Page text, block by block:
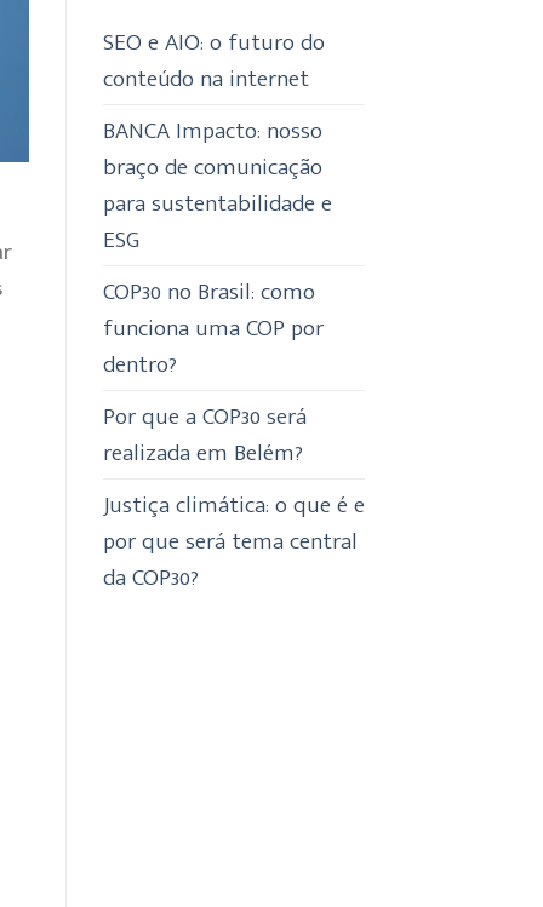
SEO e AIO: o futuro do
conteúdo na internet
BANCA Impacto: nosso
braço de comunicação
para sustentabilidade e
ESG
COP30 no Brasil: como
funciona uma COP por
dentro?
Por que a COP30 será
realizada em Belém?
Justiça climática: o que é e
por que será tema central
da COP30?